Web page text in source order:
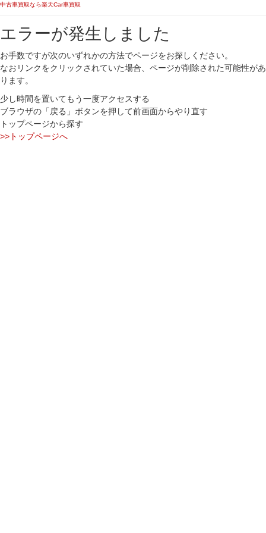
中古車買取なら楽天Car車買取
エラーが発生しました
お手数ですが次のいずれかの方法でページをお探しください。
なおリンクをクリックされていた場合、ページが削除された可能性があ
ります。
少し時間を置いてもう一度アクセスする
ブラウザの「戻る」ボタンを押して前画面からやり直す
トップページから探す
>>トップページへ